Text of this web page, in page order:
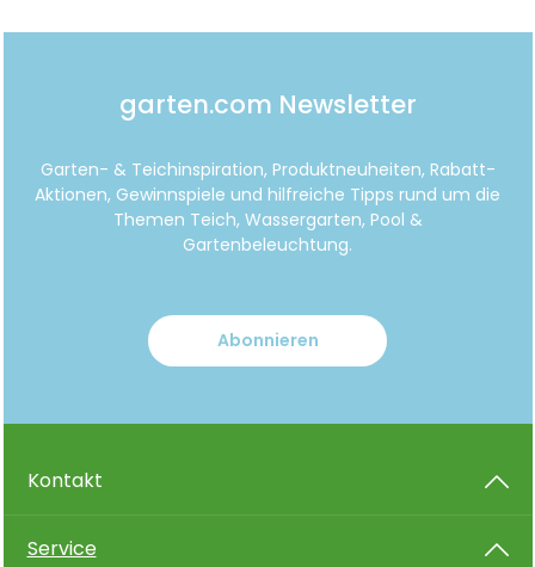
garten.com Newsletter
Garten- & Teichinspiration, Produktneuheiten, Rabatt-
Aktionen, Gewinnspiele und hilfreiche Tipps rund um die
Themen Teich, Wassergarten, Pool &
Gartenbeleuchtung.
Abonnieren
Kontakt
Service